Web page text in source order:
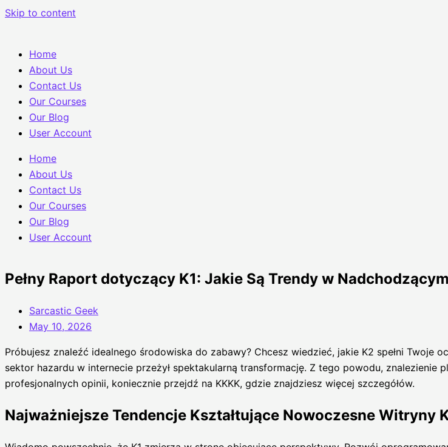
Skip to content
Home
About Us
Contact Us
Our Courses
Our Blog
User Account
Home
About Us
Contact Us
Our Courses
Our Blog
User Account
Pełny Raport dotyczący K1: Jakie Są Trendy w
Sarcastic Geek
May 10, 2026
Próbujesz znaleźć idealnego środowiska do zabawy? Chcesz wiedzieć, jakie K2 spełni Twoje
sektor hazardu w internecie przeżył spektakularną transformację. Z tego powodu,
profesjonalnych opinii, koniecznie przejdź na KKKK, gdzie znajdziesz więcej szczegółów.
Najważniejsze Tendencje Kształtujące Nowoczesne Witryny